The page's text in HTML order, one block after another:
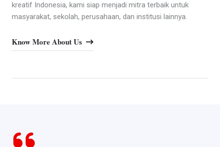
kreatif Indonesia, kami siap menjadi mitra terbaik untuk
masyarakat, sekolah, perusahaan, dan institusi lainnya.
Know More About Us